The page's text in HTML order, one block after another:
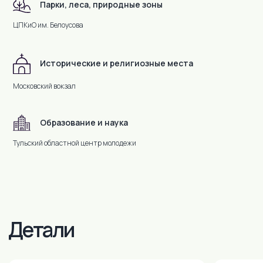
Парки, леса, природные зоны
ЦПКиО им. Белоусова
Исторические и религиозные места
Московский вокзал
Образование и наука
Тульский областной центр молодежи
Курение строго
запрещено
Курение в апартаментах строго
Курение в апартаментах строго
На карте